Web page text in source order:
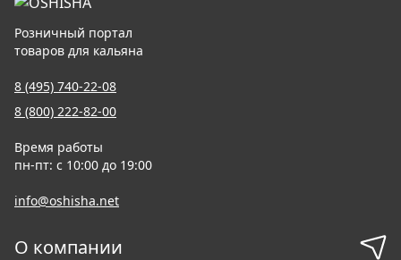
Розничный портал
товаров для кальяна
8 (495) 740-22-08
8 (800) 222-82-00
Время работы
пн-пт: с 10:00 до 19:00
info@oshisha.net
О компании